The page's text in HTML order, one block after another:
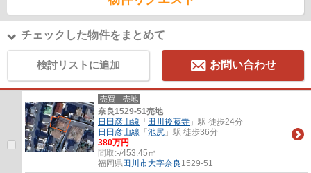
チェックした物件をまとめて
検討リストに追加 お問い合わせ
売買｜売地
奈良1529-51売地
日田彦山線 「 田川後藤寺 」駅 徒歩24分
日田彦山線 「 池尻 」駅 徒歩36分
380万円
間取:-/453.45㎡
福岡県田川市大字奈良 1529-51